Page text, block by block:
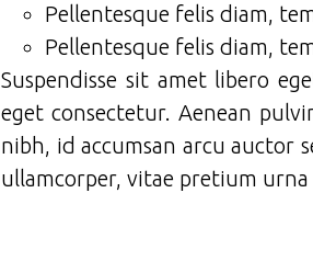
Pellentesque felis diam,
Pellentesque felis diam,
Suspendisse sit amet libero
eget consectetur. Aenean
nibh, id accumsan arcu auctor
ullamcorper, vitae pretium urna